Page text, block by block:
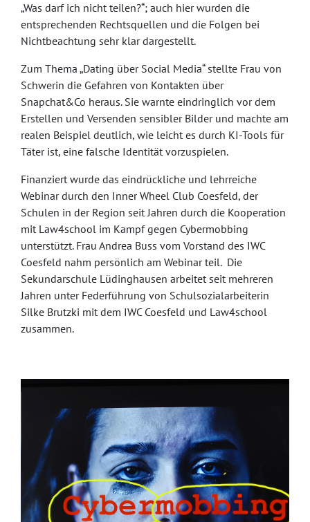
„Was darf ich nicht teilen?“; auch hier wurden die
entsprechenden Rechtsquellen und die Folgen bei
Nichtbeachtung sehr klar dargestellt.
Zum Thema „Dating über Social Media“ stellte Frau von
Schwerin die Gefahren von Kontakten über
Snapchat&Co heraus. Sie warnte eindringlich vor dem
Erstellen und Versenden sensibler Bilder und machte am
realen Beispiel deutlich, wie leicht es durch KI-Tools für
Täter ist, eine falsche Identität vorzuspielen.
Finanziert wurde das eindrückliche und lehrreiche
Webinar durch den Inner Wheel Club Coesfeld, der
Schulen in der Region seit Jahren durch die Kooperation
mit Law4school im Kampf gegen Cybermobbing
unterstützt. Frau Andrea Buss vom Vorstand des IWC
Coesfeld nahm persönlich am Webinar teil. Die
Sekundarschule Lüdinghausen arbeitet seit mehreren
Jahren unter Federführung von Schulsozialarbeiterin
Silke Brutzki mit dem IWC Coesfeld und Law4school
zusammen.